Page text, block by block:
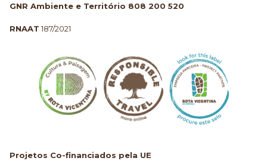
GNR Ambiente e Território 808 200 520
RNAAT 187/2021
Projetos Co-financiados pela UE